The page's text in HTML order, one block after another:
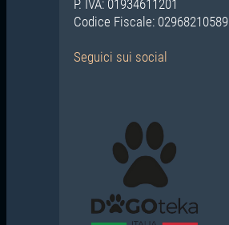
P. IVA: 01934611201
Codice Fiscale: 02968210589
Seguici sui social